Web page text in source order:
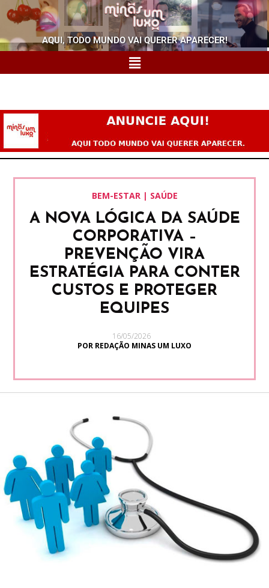
AQUI, TODO MUNDO VAI QUERER APARECER!
BEM-ESTAR | SAÚDE
A NOVA LÓGICA DA SAÚDE
CORPORATIVA –
PREVENÇÃO VIRA
ESTRATÉGIA PARA CONTER
CUSTOS E PROTEGER
EQUIPES
16/05/2026
POR REDAÇÃO MINAS UM LUXO